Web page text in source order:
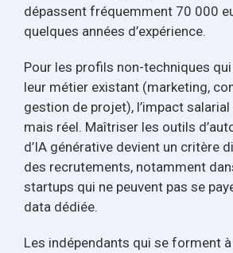
dépassent fréquemment 70 000
quelques années d’expérience.
Pour les profils non-techniques qui
leur métier existant (marketing,
gestion de projet), l’impact
mais réel. Maîtriser les outils
d’IA générative devient un critère
des recrutements, notamment
startups qui ne peuvent pas se
data dédiée.
Les indépendants qui se forment à